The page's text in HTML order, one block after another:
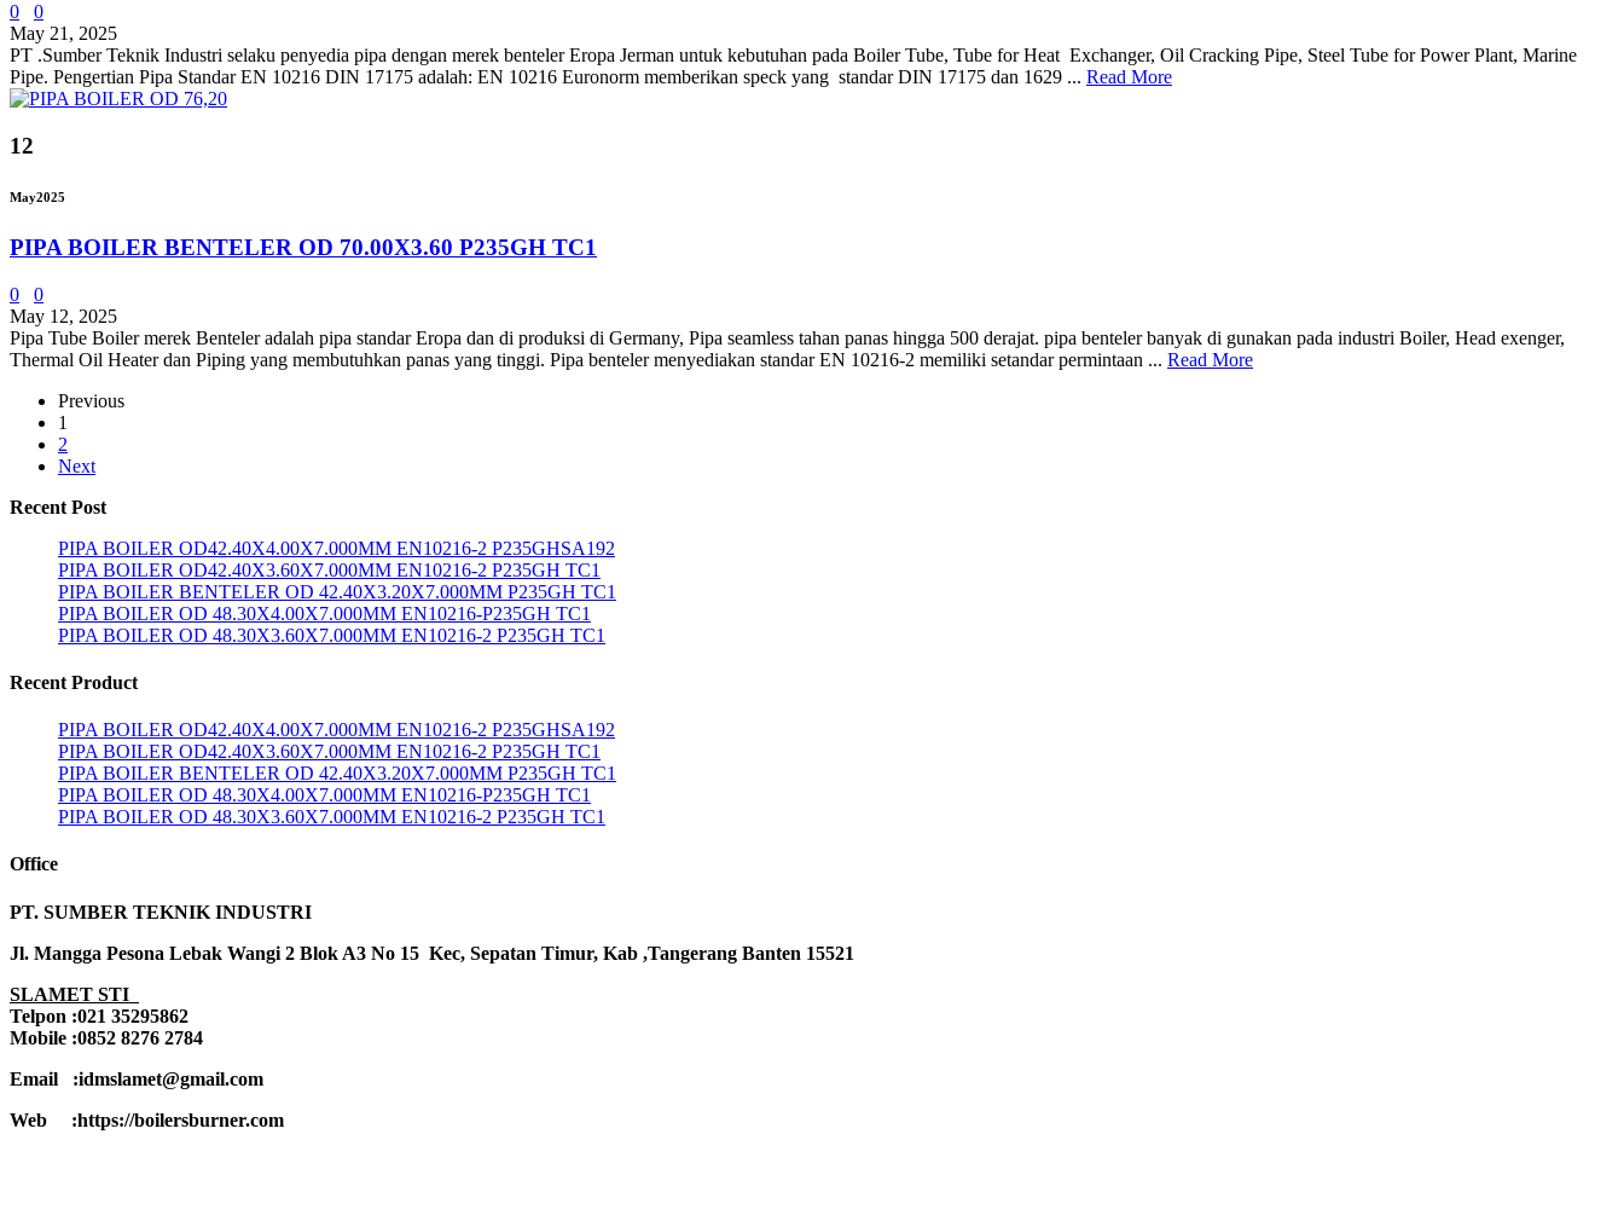
0
0
May 21, 2025
PT .Sumber Teknik Industri selaku penyedia pipa dengan merek benteler Eropa Jerman untuk kebutuhan pada Boiler Tube, Tube for Heat Exchanger, Oil Cracking Pipe, Steel Tube for Power Plant, Marine
Pipe. Pengertian Pipa Standar EN 10216 DIN 17175 adalah: EN 10216 Euronorm memberikan speck yang standar DIN 17175 dan 1629 ... Read More
12
May2025
PIPA BOILER BENTELER OD 70.00X3.60 P235GH TC1
0
0
May 12, 2025
Pipa Tube Boiler merek Benteler adalah pipa standar Eropa dan di produksi di Germany, Pipa seamless tahan panas hingga 500 derajat. pipa benteler banyak di gunakan pada industri Boiler, Head exenger,
Thermal Oil Heater dan Piping yang membutuhkan panas yang tinggi. Pipa benteler menyediakan standar EN 10216-2 memiliki setandar permintaan ... Read More
Previous
1
2
Next
Recent Post
PIPA BOILER OD42.40X4.00X7.000MM EN10216-2 P235GHSA192
PIPA BOILER OD42.40X3.60X7.000MM EN10216-2 P235GH TC1
PIPA BOILER BENTELER OD 42.40X3.20X7.000MM P235GH TC1
PIPA BOILER OD 48.30X4.00X7.000MM EN10216-P235GH TC1
PIPA BOILER OD 48.30X3.60X7.000MM EN10216-2 P235GH TC1
Recent Product
PIPA BOILER OD42.40X4.00X7.000MM EN10216-2 P235GHSA192
PIPA BOILER OD42.40X3.60X7.000MM EN10216-2 P235GH TC1
PIPA BOILER BENTELER OD 42.40X3.20X7.000MM P235GH TC1
PIPA BOILER OD 48.30X4.00X7.000MM EN10216-P235GH TC1
PIPA BOILER OD 48.30X3.60X7.000MM EN10216-2 P235GH TC1
Office
PT. SUMBER TEKNIK INDUSTRI
Jl. Mangga Pesona Lebak Wangi 2 Blok A3 No 15 Kec, Sepatan Timur, Kab ,Tangerang Banten 15521
SLAMET STI
Telpon :021 35295862
Mobile :0852 8276 2784
Email :idmslamet@gmail.com
Web :https://boilersburner.com